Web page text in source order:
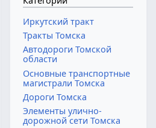
Иркутский тракт
Тракты Томска
Автодороги Томской
области
Основные транспортные
магистрали Томска
Дороги Томска
Элементы улично-
дорожной сети Томска